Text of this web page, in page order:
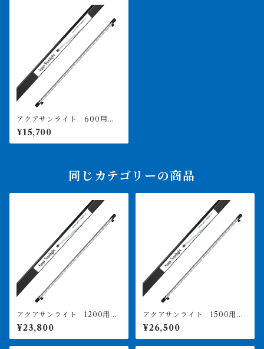
アクアサンライト 600用
価格は送料込み PSE取得済
¥15,700
同じカテゴリーの商品
アクアサンライト 1200用
価格は送料込み PSE取得済
¥23,800
アクアサンライト 1500用
価格は送料込み PSE取得済
¥26,500